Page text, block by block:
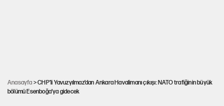
Anasayfa > CHP’li Yavuzyılmaz’dan Ankara Havalimanı çıkışı: NATO trafiğinin büyük
bölümü Esenboğa’ya gidecek